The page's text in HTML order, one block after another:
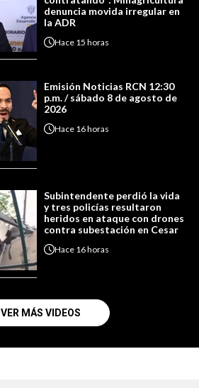
denuncia movida irregular en
la ADR
Hace 15 horas
Emisión Noticias RCN 12:30
p.m. / sábado 8 de agosto de
2026
Hace 16 horas
Subintendente perdió la vida
y tres policías resultaron
heridos en ataque con drones
contra subestación en Cesar
Hace 16 horas
VER MÁS VIDEOS